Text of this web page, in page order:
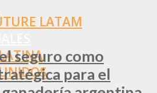
LATAM
seguro como
para el